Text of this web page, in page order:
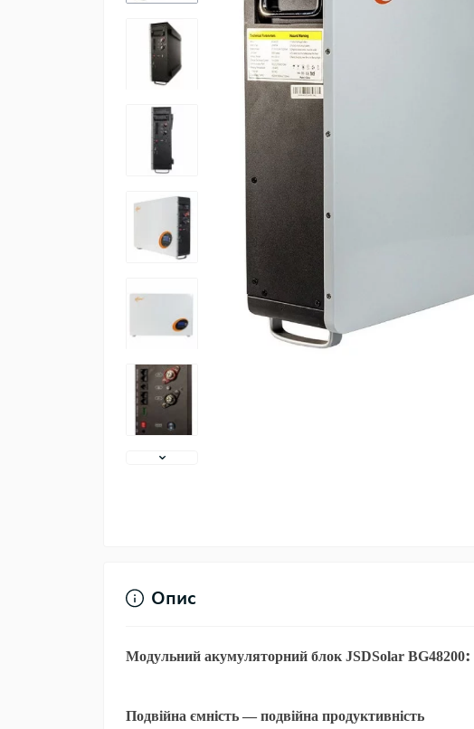
Опис
Модульний акумуляторний блок JSDSolar BG48200:
Подвійна ємність — подвійна продуктивність